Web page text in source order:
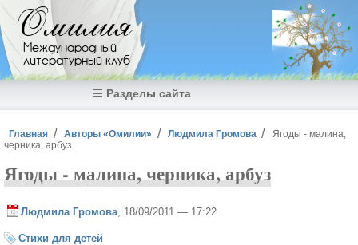
Перейти к основному содержанию
Омилия
Международный
литературный клуб
☰ Разделы сайта
Вы здесь
Главная Авторы «Омилии» Людмила Громова
Ягоды - малина,
черника, арбуз
Ягоды - малина, черника, арбуз
Людмила Громова , 18/09/2011 — 17:22
Стихи для детей